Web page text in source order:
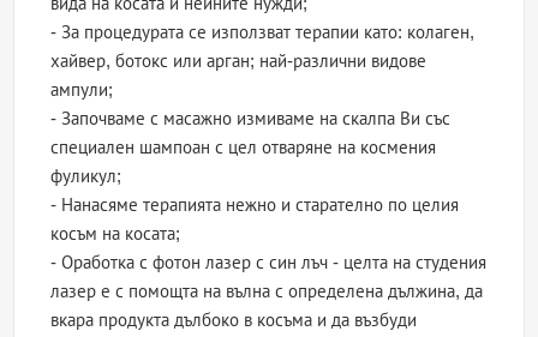
- За процедурата се използват терапии като: колаген,
хайвер, ботокс или арган; най-различни видове
ампули;
- Започваме с масажно измиваме на скалпа Ви със
специален шампоан с цел отваряне на космения
фуликул;
- Нанасяме терапията нежно и старателно по целия
косъм на косата;
- Оработка с фотон лазер с син лъч - целта на студения
лазер е с помощта на вълна с определена дължина, да
вкара продукта дълбоко в косъма и да възбуди